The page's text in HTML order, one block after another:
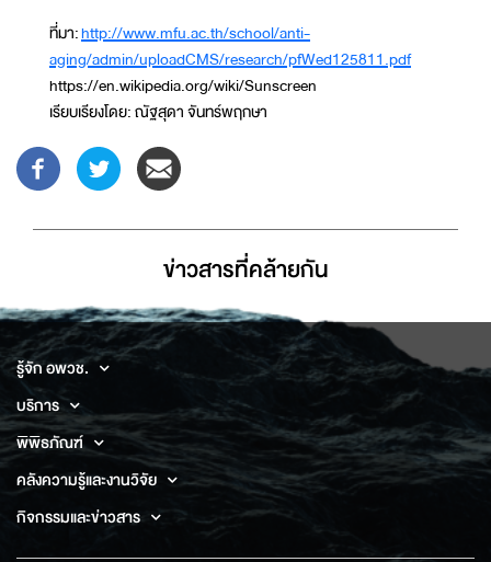
ที่มา:http://www.mfu.ac.th/school/anti-
aging/admin/uploadCMS/research/pfWed125811.pdf
https://en.wikipedia.org/wiki/Sunscreen
เรียบเรียงโดย: ณัฐสุดา จันทร์พฤกษา
ข่าวสารที่่คล้ายกัน
รู้จัก อพวช.
บริการ
พิพิธภัณฑ์
คลังความรู้และงานวิจัย
กิจกรรมและข่าวสาร